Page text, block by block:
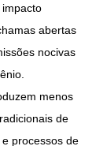
abertas
nocivas
menos
de
processos de